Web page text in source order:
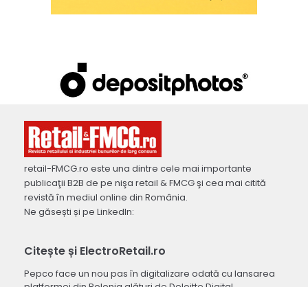
retail-FMCG.ro este una dintre cele mai importante
publicaţii B2B de pe nişa retail & FMCG şi cea mai citită
revistă în mediul online din România.
Ne găsești și pe LinkedIn:
Citește și ElectroRetail.ro
Pepco face un nou pas în digitalizare odată cu lansarea